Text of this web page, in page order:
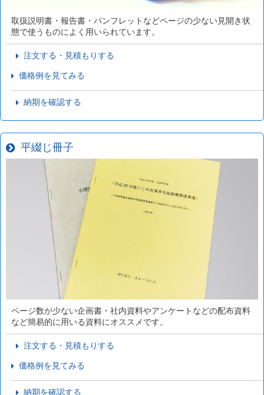
取扱説明書・報告書・パンフレットなどページの少ない見開き状
態で使うものによく用いられています。
注文する・見積もりする
価格例を見てみる
納期を確認する
平綴じ冊子
ページ数が少ない企画書・社内資料やアンケートなどの配布資料
など簡易的に用いる資料にオススメです。
注文する・見積もりする
価格例を見てみる
納期を確認する